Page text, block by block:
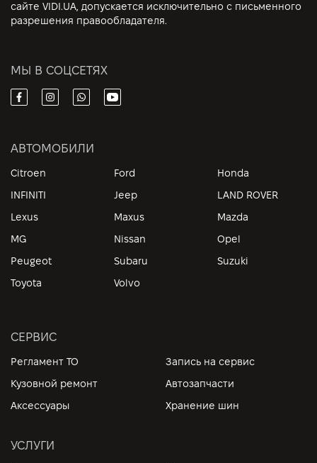
сайте VIDI.UA, допускается исключительно с письменного
разрешения правообладателя.
МЫ В СОЦСЕТЯХ
АВТОМОБИЛИ
Citroen Ford
Honda
INFINITI
Jeep
LAND ROVER
Lexus
Maxus
Mazda
MG
Nissan
Opel
Peugeot
Subaru
Suzuki
Toyota
Volvo
СЕРВИС
Регламент ТО
Запись на сервис
Кузовной ремонт
Автозапчасти
Аксессуары
Хранение шин
УСЛУГИ